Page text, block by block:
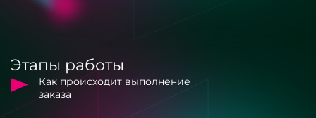
Этапы работы
Как происходит выполнение
заказа